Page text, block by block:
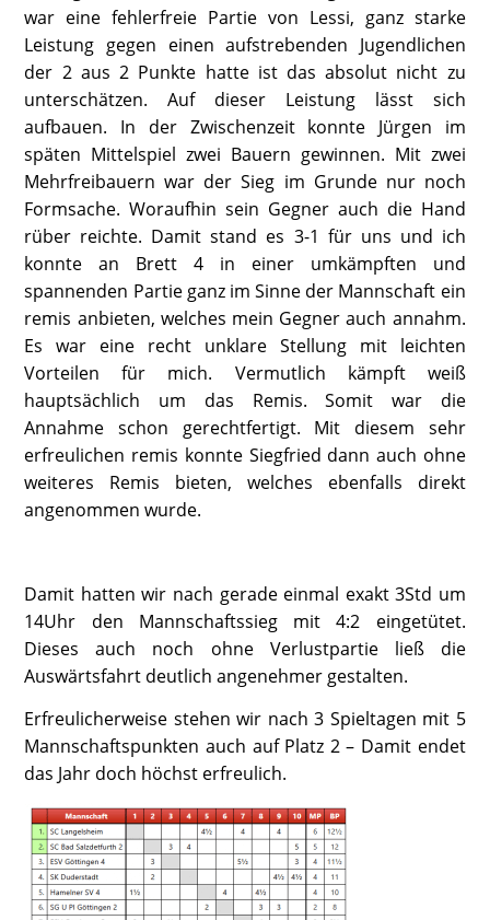
war eine fehlerfreie Partie von Lessi, ganz starke
Leistung gegen einen aufstrebenden Jugendlichen
der 2 aus 2 Punkte hatte ist das absolut nicht zu
unterschätzen. Auf dieser Leistung lässt sich
aufbauen. In der Zwischenzeit konnte Jürgen im
späten Mittelspiel zwei Bauern gewinnen. Mit zwei
Mehrfreibauern war der Sieg im Grunde nur noch
Formsache. Woraufhin sein Gegner auch die Hand
rüber reichte. Damit stand es 3-1 für uns und ich
konnte an Brett 4 in einer umkämpften und
spannenden Partie ganz im Sinne der Mannschaft ein
remis anbieten, welches mein Gegner auch annahm.
Es war eine recht unklare Stellung mit leichten
Vorteilen für mich. Vermutlich kämpft weiß
hauptsächlich um das Remis. Somit war die
Annahme schon gerechtfertigt. Mit diesem sehr
erfreulichen remis konnte Siegfried dann auch ohne
weiteres Remis bieten, welches ebenfalls direkt
angenommen wurde.
Damit hatten wir nach gerade einmal exakt 3Std um
14Uhr den Mannschaftssieg mit 4:2 eingetütet.
Dieses auch noch ohne Verlustpartie ließ die
Auswärtsfahrt deutlich angenehmer gestalten.
Erfreulicherweise stehen wir nach 3 Spieltagen mit 5
Mannschaftspunkten auch auf Platz 2 – Damit endet
das Jahr doch höchst erfreulich.